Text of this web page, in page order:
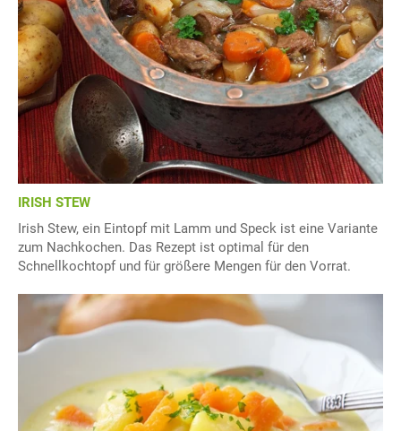
IRISH STEW
Irish Stew, ein Eintopf mit Lamm und Speck ist eine Variante
zum Nachkochen. Das Rezept ist optimal für den
Schnellkochtopf und für größere Mengen für den Vorrat.